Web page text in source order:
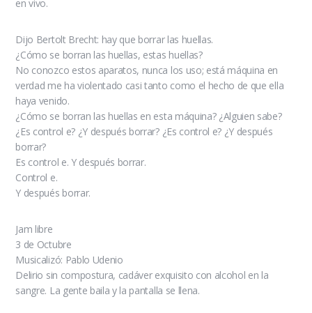
en vivo.
Dijo Bertolt Brecht: hay que borrar las huellas.
¿Cómo se borran las huellas, estas huellas?
No conozco estos aparatos, nunca los uso; está máquina en
verdad me ha violentado casi tanto como el hecho de que ella
haya venido.
¿Cómo se borran las huellas en esta máquina? ¿Alguien sabe?
¿Es control e? ¿Y después borrar? ¿Es control e? ¿Y después
borrar?
Es control e. Y después borrar.
Control e.
Y después borrar.
Jam libre
3 de Octubre
Musicalizó: Pablo Udenio
Delirio sin compostura, cadáver exquisito con alcohol en la
sangre. La gente baila y la pantalla se llena.